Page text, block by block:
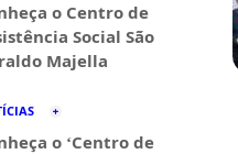
o Centro de
Social São
Majella
o ‘Centro de